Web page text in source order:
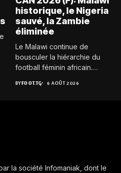
historique, le Nigeria
sauvé, la Zambie
éliminée
Le Malawi continue de
bousculer la hiérarchie du
football féminin africain.
BYFOOT.TG 6 AOÛT 2026
la société Infomaniak, dont le